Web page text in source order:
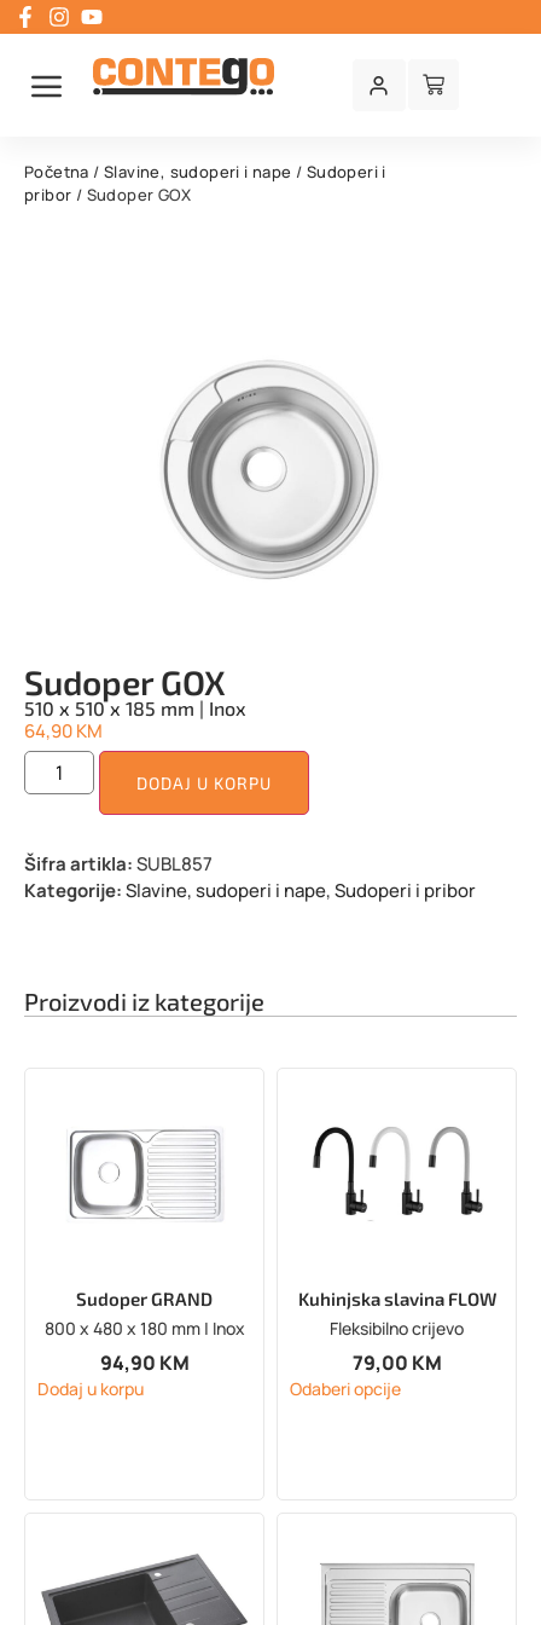
Početna /Slavine, sudoperi i nape / Sudoperi i
pribor / Sudoper GOX
Sudoper GOX
510 x 510 x 185 mm | Inox
64,90KM
DODAJ U KORPU
Šifra artikla:SUBL857
Kategorije:Slavine, sudoperi i nape,Sudoperi i pribor
Proizvodi iz kategorije
Sudoper GRAND
800 x 480 x 180 mm | Inox
94,90 KM
Dodaj u korpu
Kuhinjska slavina FLOW
Fleksibilno crijevo
79,00 KM
Odaberi opcije